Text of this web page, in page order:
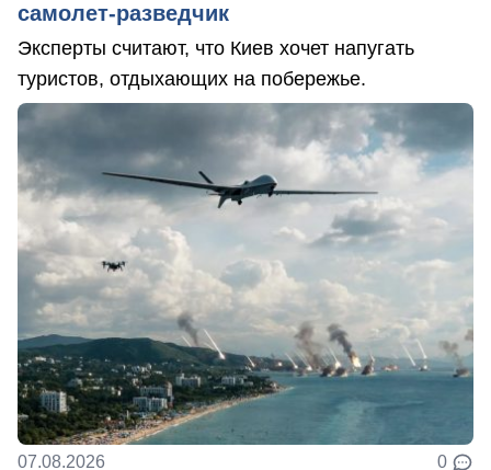
самолет-разведчик
Эксперты считают, что Киев хочет напугать
туристов, отдыхающих на побережье.
07.08.2026 0